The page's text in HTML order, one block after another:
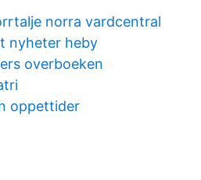
norra vardcentral
nyheter heby
overboeken
oppettider